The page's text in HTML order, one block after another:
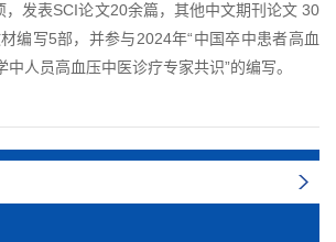
，发表SCI论文20余篇，其他中文期刊论文 30
编写5部，并参与2024年“中国卒中患者高血
中人员高血压中医诊疗专家共识”的编写。